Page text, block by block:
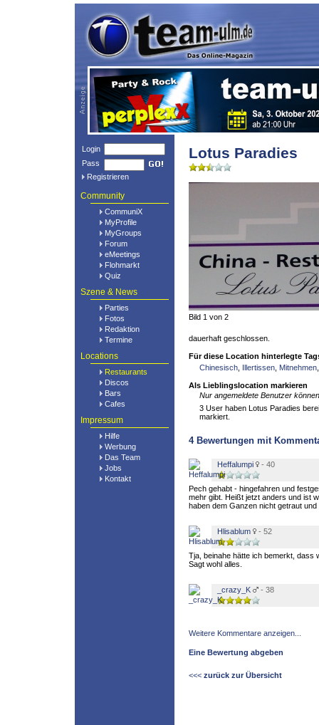
Login
Pass
Registrieren
Community
CommuniX
MyProfile
MyGroups
Forum
eMeetings
Flohmarkt
Quiz
Szene & News
Parties
Fotos
Redaktion
Termine
Locations
Restaurants
Discos
Bars
Cafes
Impressum
Hilfe
Werbung
Das Team
Jobs
Kontakt
Lotus Paradies
Bild 1 von 2
dauerhaft geschlossen.
Für diese Location hinterlegte
Chinesisch Illertissen Mitnehmen
Als Lieblingslocation markieren
Nur angemeldete Benutzer
3 User haben Lotus Paradies
markiert.
4Bewertungen mit
Heffalumpi - 40
Pech gehabt - hingefahren und
mehr gibt. Heißt jetzt anders und ist
haben dem Ganzen nicht getraut
Hlisablum - 52
Tja, beinahe hätte ich bemerkt, dass
Sagt wohl alles.
_crazy_K - 38
Weitere Kommentare anzeigen...
Eine Bewertung abgeben
<<< zurück zur Übersicht